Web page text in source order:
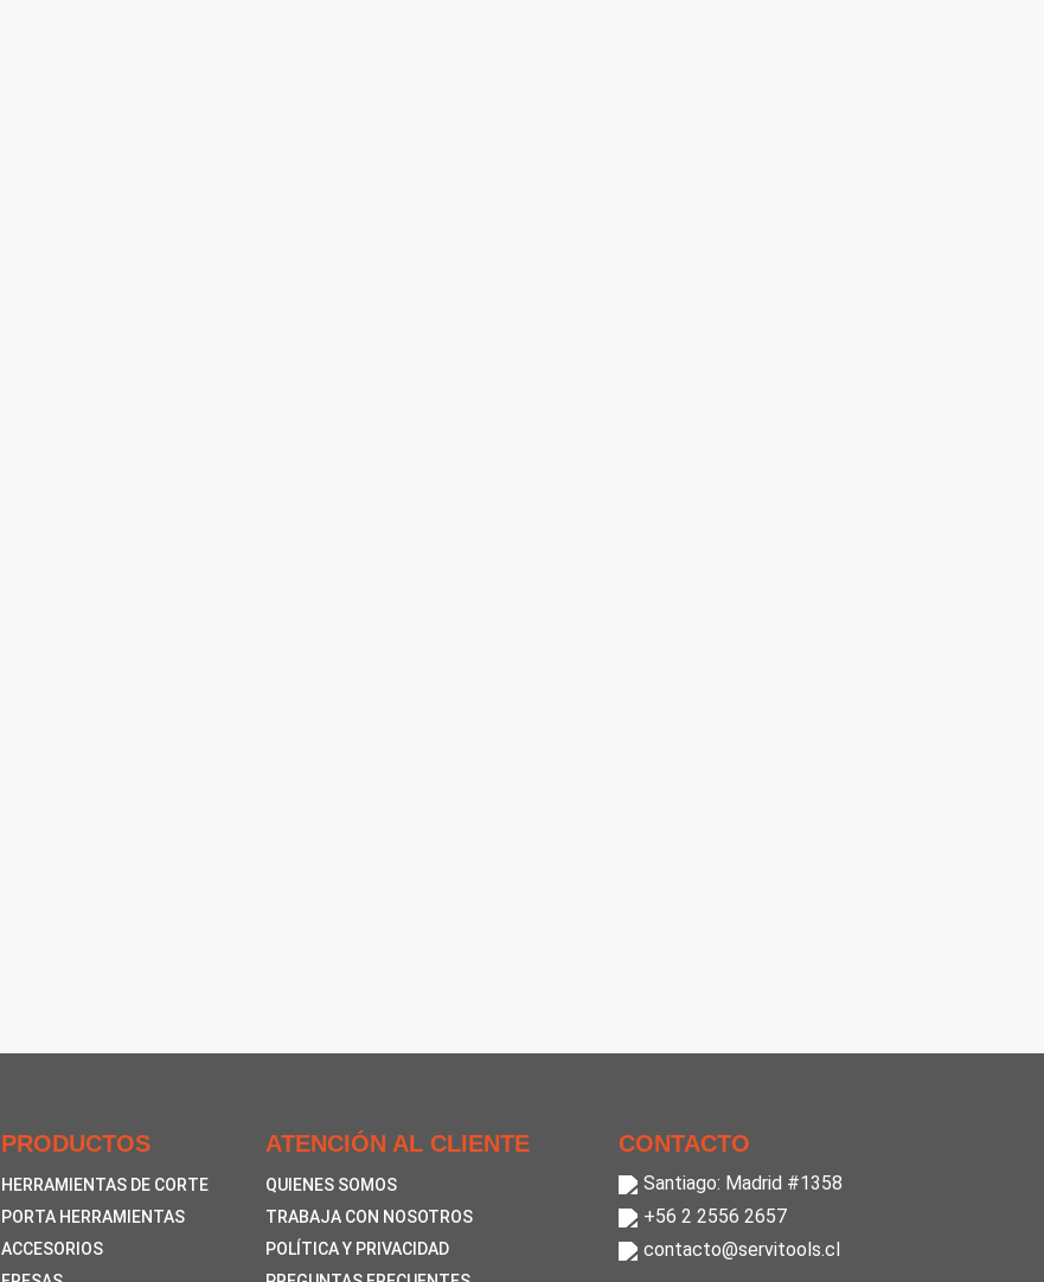
PRODUCTOS
HERRAMIENTAS DE CORTE
PORTA HERRAMIENTAS
ACCESORIOS
ATENCIÓN AL CLIENTE
QUIENES SOMOS
TRABAJA CON NOSOTROS
POLÍTICA Y PRIVACIDAD
CONTACTO
Santiago: Madrid #1358
+56 2 2556 2657
contacto@servitools.cl